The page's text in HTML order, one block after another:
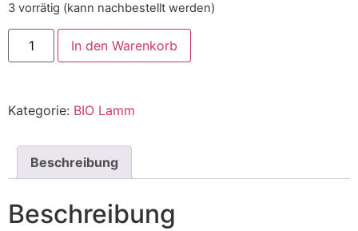
3 vorrätig (kann nachbestellt werden)
In den Warenkorb
Kategorie: BIO Lamm
Beschreibung
Beschreibung